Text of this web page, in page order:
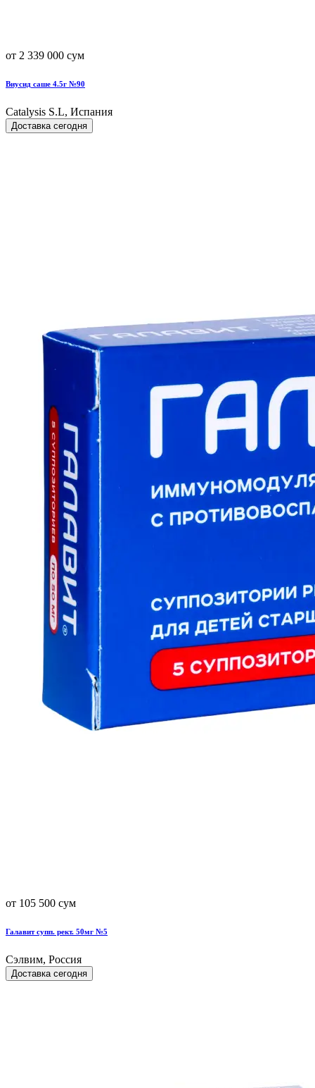
от 2 339 000 сум
Виусид саше 4.5г №90
Catalysis S.L, Испания
Доставка сегодня
от 105 500 сум
Галавит супп. рект. 50мг №5
Сэлвим, Россия
Доставка сегодня